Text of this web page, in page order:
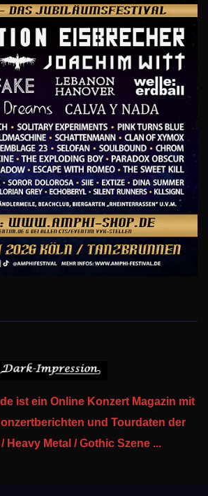
ist ein Online Konzert Magazin mit
und Tourdaten der
Heavy Metal / Gothic Szene ...